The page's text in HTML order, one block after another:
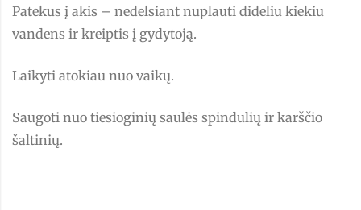
Patekus į akis – nedelsiant nuplauti dideliu kiekiu
vandens ir kreiptis į gydytoją.
Laikyti atokiau nuo vaikų.
Saugoti nuo tiesioginių saulės spindulių ir karščio
šaltinių.